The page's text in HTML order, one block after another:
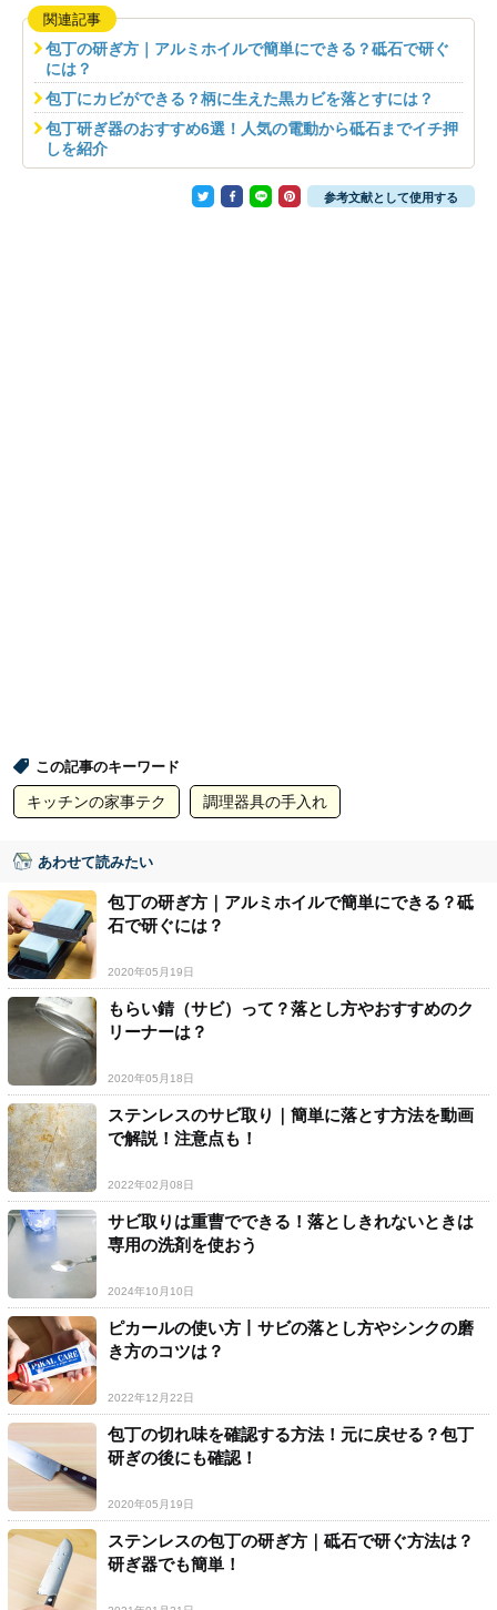
関連記事
包丁の研ぎ方｜アルミホイルで簡単にできる？砥石で研ぐ
には？
包丁にカビができる？柄に生えた黒カビを落とすには？
包丁研ぎ器のおすすめ6選！人気の電動から砥石までイチ押
しを紹介
参考文献として使用する
この記事のキーワード
キッチンの家事テク 調理器具の手入れ
あわせて読みたい
包丁の研ぎ方｜アルミホイルで簡単にできる？砥
石で研ぐには？
2020年05月19日
もらい錆（サビ）って？落とし方やおすすめのク
リーナーは？
2020年05月18日
ステンレスのサビ取り｜簡単に落とす方法を動画
で解説！注意点も！
2022年02月08日
サビ取りは重曹でできる！落としきれないときは
専用の洗剤を使おう
2024年10月10日
ピカールの使い方丨サビの落とし方やシンクの磨
き方のコツは？
2022年12月22日
包丁の切れ味を確認する方法！元に戻せる？包丁
研ぎの後にも確認！
2020年05月19日
ステンレスの包丁の研ぎ方｜砥石で研ぐ方法は？
研ぎ器でも簡単！